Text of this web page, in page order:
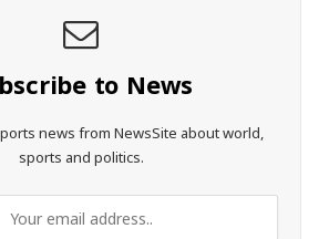
to News
news from NewsSite about world,
sports and politics.